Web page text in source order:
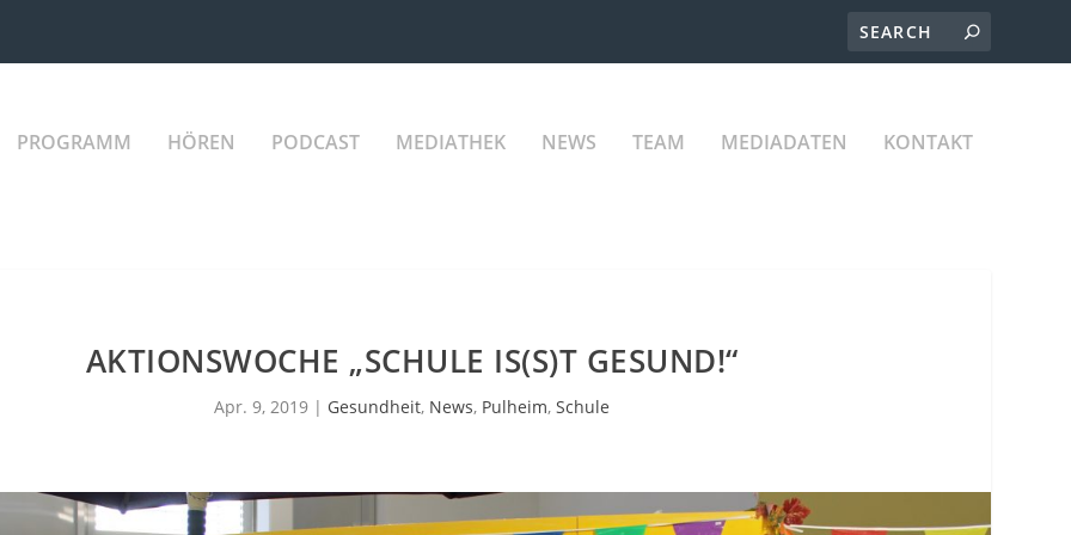
PROGRAMM HÖREN PODCAST MEDIATHEK NEWS TEAM MEDIADATEN KONTAKT
AKTIONSWOCHE „SCHULE IS(S)T GESUND!“
Apr. 9, 2019 | Gesundheit, News, Pulheim,Schule